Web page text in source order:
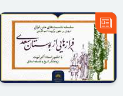
دستگاه‌های مختلف را پس از
پژوهش و بهره‌برداری عمومی